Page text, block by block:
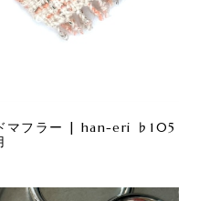
マフラー | han-eri ♭105